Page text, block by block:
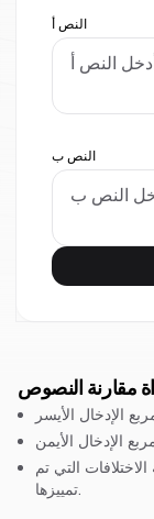
النص أ
النص ب
مقارنة النصوص
الاختلافات التي تم
تمييزها.